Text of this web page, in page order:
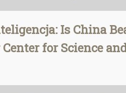
Is China
for Science